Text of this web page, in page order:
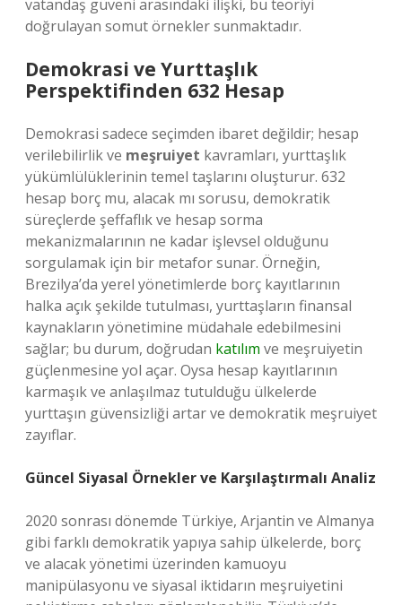
vatandaş güveni arasındaki ilişki, bu teoriyi
doğrulayan somut örnekler sunmaktadır.
Demokrasi ve Yurttaşlık
Perspektifinden 632 Hesap
Demokrasi sadece seçimden ibaret değildir; hesap
verilebilirlik ve meşruiyet kavramları, yurttaşlık
yükümlülüklerinin temel taşlarını oluşturur. 632
hesap borç mu, alacak mı sorusu, demokratik
süreçlerde şeffaflık ve hesap sorma
mekanizmalarının ne kadar işlevsel olduğunu
sorgulamak için bir metafor sunar. Örneğin,
Brezilya’da yerel yönetimlerde borç kayıtlarının
halka açık şekilde tutulması, yurttaşların finansal
kaynakların yönetimine müdahale edebilmesini
sağlar; bu durum, doğrudan katılım ve meşruiyetin
güçlenmesine yol açar. Oysa hesap kayıtlarının
karmaşık ve anlaşılmaz tutulduğu ülkelerde
yurttaşın güvensizliği artar ve demokratik meşruiyet
zayıflar.
Güncel Siyasal Örnekler ve Karşılaştırmalı Analiz
2020 sonrası dönemde Türkiye, Arjantin ve Almanya
gibi farklı demokratik yapıya sahip ülkelerde, borç
ve alacak yönetimi üzerinden kamuoyu
manipülasyonu ve siyasal iktidarın meşruiyetini